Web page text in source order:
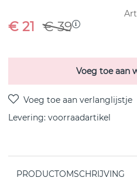
€ 39
€ 21
Voeg toe aan
Levering: voorraadartikel
PRODUCTOMSCHRIJVING